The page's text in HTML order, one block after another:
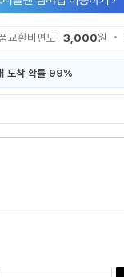
교환비편도 3,000원
도착 확률 99%